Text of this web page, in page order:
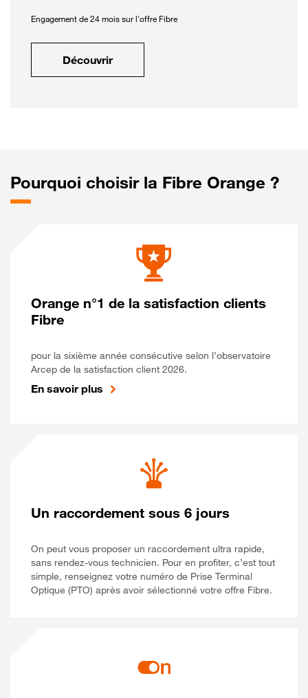
Engagement de 24 mois sur l'offre Fibre
Découvrir
Pourquoi choisir la Fibre Orange ?
Orange n°1 de la satisfaction clients
Fibre
pour la sixième année consécutive selon l’observatoire
Arcep de la satisfaction client 2026.
En savoir plus
Un raccordement sous 6 jours
On peut vous proposer un raccordement ultra rapide,
sans rendez-vous technicien. Pour en profiter, c’est tout
simple, renseignez votre numéro de Prise Terminal
Optique (PTO) après avoir sélectionné votre offre Fibre.